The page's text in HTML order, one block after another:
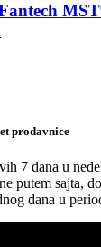
prodavnice
7 dana u
putem sajta,
dana u